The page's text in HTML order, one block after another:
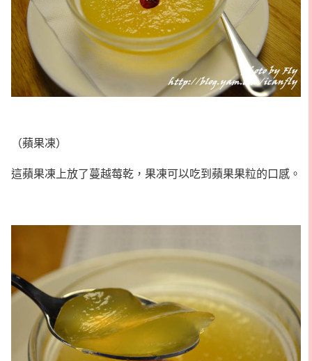
（蘋果凍）
這蘋果凍上放了蔓越莓乾，果凍可以吃到蘋果果粒的口感。